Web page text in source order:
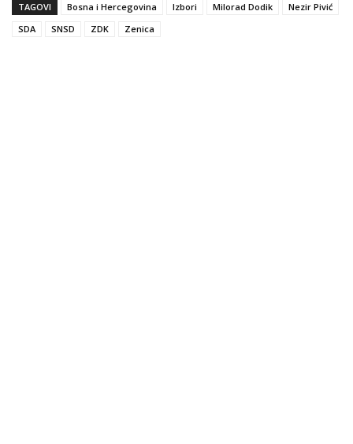
TAGOVI
Bosna i Hercegovina Izbori Milorad Dodik
Nezir Pivić
SDA
SNSD ZDK Zenica